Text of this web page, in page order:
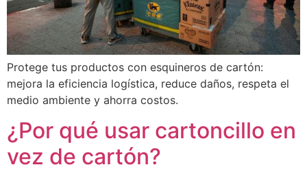
Protege tus productos con esquineros de cartón:
mejora la eficiencia logística, reduce daños, respeta el
medio ambiente y ahorra costos.
¿Por qué usar cartoncillo en
vez de cartón?